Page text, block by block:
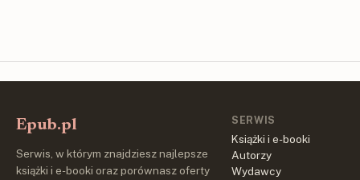
Epub.pl
Serwis, w którym znajdziesz najlepsze
książki i e-booki oraz porównasz oferty
SERWIS
Książki i e-booki
Autorzy
Wydawcy